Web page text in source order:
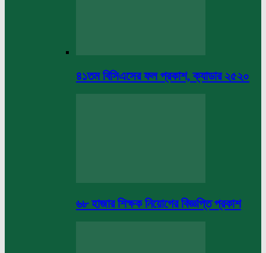
৪১তম বিসিএসের ফল প্রকাশ, ক্যাডার ২৫২০
৬৮ হাজার শিক্ষক নিয়োগের বিজ্ঞপ্তি প্রকাশ